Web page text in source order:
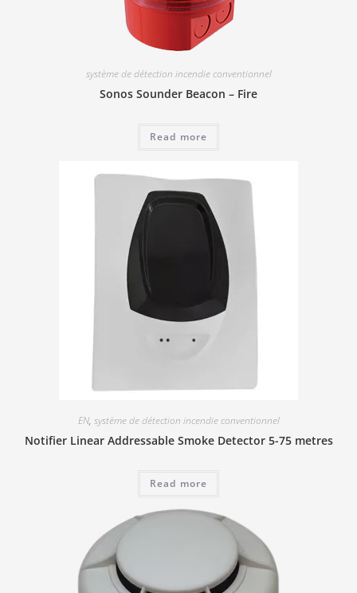
système de détection incendie conventionnel
Sonos Sounder Beacon – Fire
Read more
EN, système de détection incendie conventionnel
Notifier Linear Addressable Smoke Detector 5-75 metres
Read more